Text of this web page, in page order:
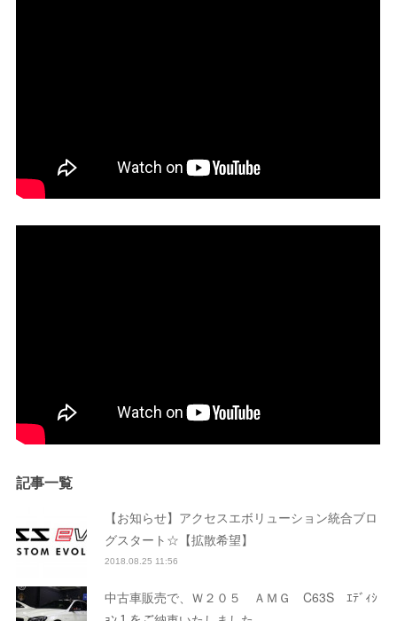
記事一覧
【お知らせ】アクセスエボリューション統合ブロ
グスタート☆【拡散希望】
2018.08.25 11:56
中古車販売で、Ｗ２０５ ＡＭＧ C63S ｴﾃﾞｨｼ